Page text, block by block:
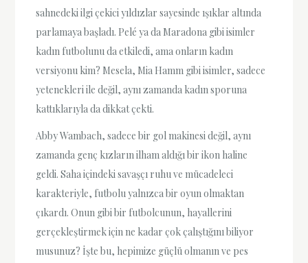
sahnedeki ilgi çekici yıldızlar sayesinde ışıklar altında
parlamaya başladı. Pelé ya da Maradona gibi isimler
kadın futbolunu da etkiledi, ama onların kadın
versiyonu kim? Mesela, Mia Hamm gibi isimler, sadece
yetenekleri ile değil, aynı zamanda kadın sporuna
kattıklarıyla da dikkat çekti.
Abby Wambach, sadece bir gol makinesi değil, aynı
zamanda genç kızların ilham aldığı bir ikon haline
geldi. Saha içindeki savaşçı ruhu ve mücadeleci
karakteriyle, futbolu yalnızca bir oyun olmaktan
çıkardı. Onun gibi bir futbolcunun, hayallerini
gerçekleştirmek için ne kadar çok çalıştığını biliyor
musunuz? İşte bu, hepimize güçlü olmanın ve pes